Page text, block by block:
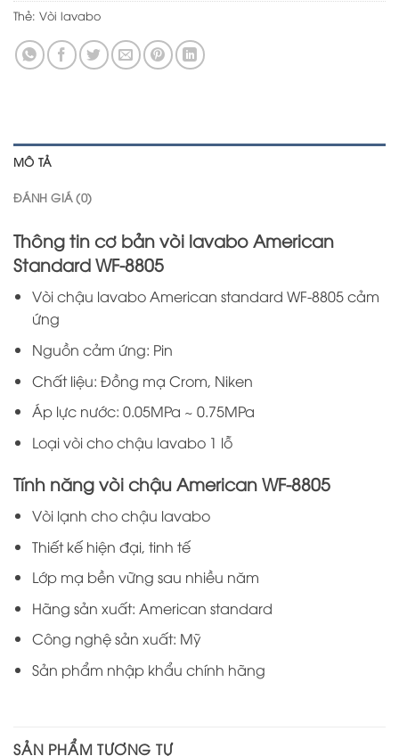
Thẻ: Vòi lavabo
MÔ TẢ
ĐÁNH GIÁ (0)
Thông tin cơ bản vòi lavabo American
Standard WF-8805
Vòi chậu lavabo American standard WF-8805 cảm
ứng
Nguồn cảm ứng: Pin
Chất liệu: Đồng mạ Crom, Niken
Áp lực nước: 0.05MPa ~ 0.75MPa
Loại vòi cho chậu lavabo 1 lỗ
Tính năng vòi chậu American WF-8805
Vòi lạnh cho chậu lavabo
Thiết kế hiện đại, tinh tế
Lớp mạ bền vững sau nhiều năm
Hãng sản xuất: American standard
Công nghệ sản xuất: Mỹ
Sản phẩm nhập khẩu chính hãng
SẢN PHẨM TƯƠNG TỰ